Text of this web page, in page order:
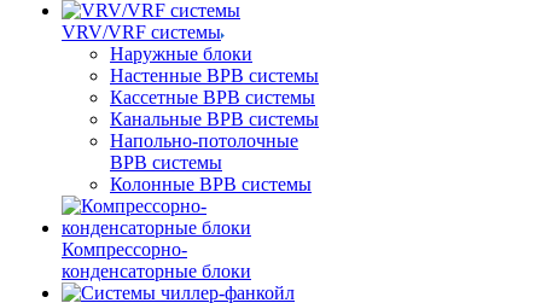
VRV/VRF системы
Наружные блоки
Настенные ВРВ системы
Кассетные ВРВ системы
Канальные ВРВ системы
Напольно-потолочные
ВРВ системы
Колонные ВРВ системы
Компрессорно-
конденсаторные блоки